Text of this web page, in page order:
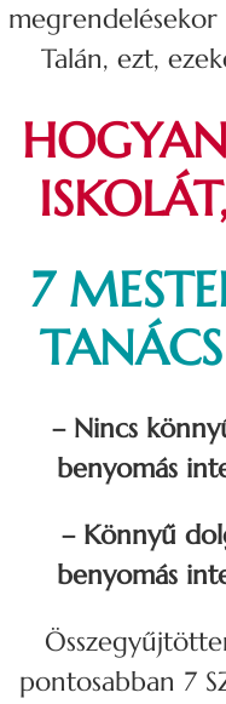
Talán, ezt,
7
– Nincs
benyomás
– Könnyű
benyomás
pontosabban 7